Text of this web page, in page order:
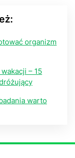
organizm
– 15
warto